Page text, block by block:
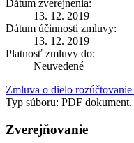
Dátum zverejnenia:
13. 12. 2019
Dátum účinnosti zmluvy:
13. 12. 2019
Platnosť zmluvy do:
Neuvedené
Zmluva o dielo
Typ súboru: PDF
Zverejňovanie